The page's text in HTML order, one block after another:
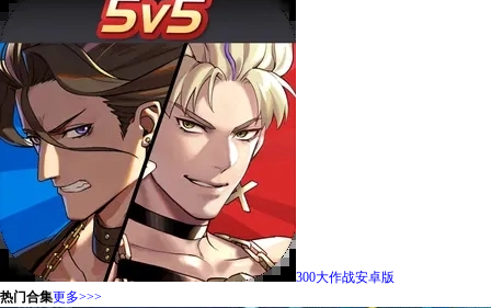
300大作战安卓版
热门合集更多>>>